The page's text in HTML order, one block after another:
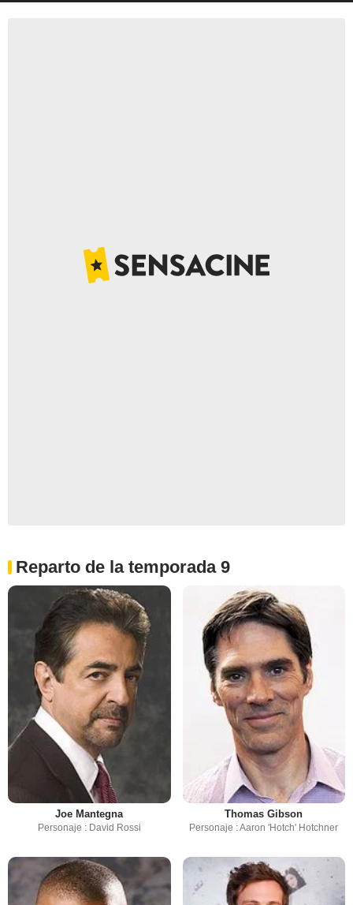
Reparto de la temporada 9
Joe Mantegna
Personaje : David Rossi
Thomas Gibson
Personaje : Aaron 'Hotch' Hotchner